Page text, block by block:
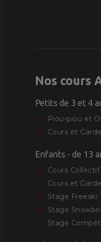
Nos cours
Petits de 3 et 4
Piou-piou et
Cours et
Enfants - de 13
Cours
Cours et
Stage Freeski
Stage
Stage